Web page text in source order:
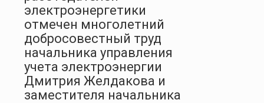
электроэнергетики
отмечен многолетний
добросовестный труд
начальника управления
учета электроэнергии
Дмитрия Желдакова и
заместителя начальника